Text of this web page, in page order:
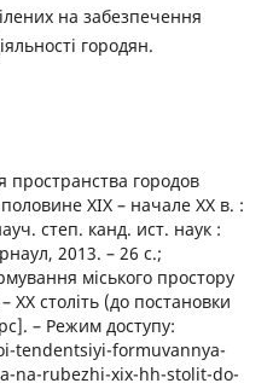
на забезпечення
городян.
городов
ХІХ – начале ХХ в. :
степ. канд. ист. наук :
2013. – 26 с.;
міського простору
ХХ століть (до постановки
– Режим доступу:
tendentsiyi-formuvannya-
na-rubezhi-xix-hh-stolit-do-